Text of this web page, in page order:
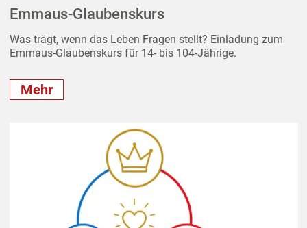
Emmaus-Glaubenskurs
Was trägt, wenn das Leben Fragen stellt? Einladung zum
Emmaus-Glaubenskurs für 14- bis 104-Jährige.
Mehr